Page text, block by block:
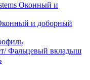
Оконный и
и доборный
Фальцевый вкладыш